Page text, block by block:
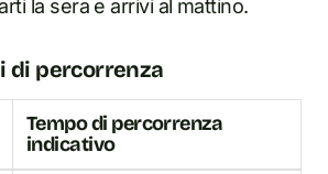
la sera e arrivi al mattino.
di percorrenza
Tempo di percorrenza
indicativo